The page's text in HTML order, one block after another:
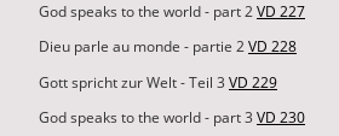
God speaks to the world - part 2VD 227
Dieu parle au monde - partie 2VD 228
Gott spricht zur Welt - Teil 3 VD 229
God speaks to the world - part 3 VD 230